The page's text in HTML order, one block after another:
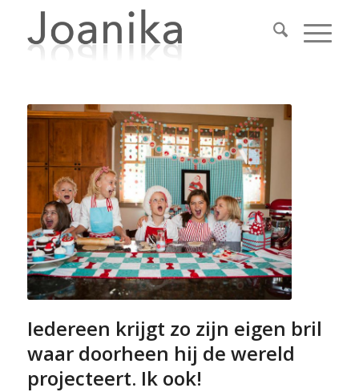
Iedereen krijgt zo zijn eigen bril
waar doorheen hij de wereld
projecteert. Ik ook!